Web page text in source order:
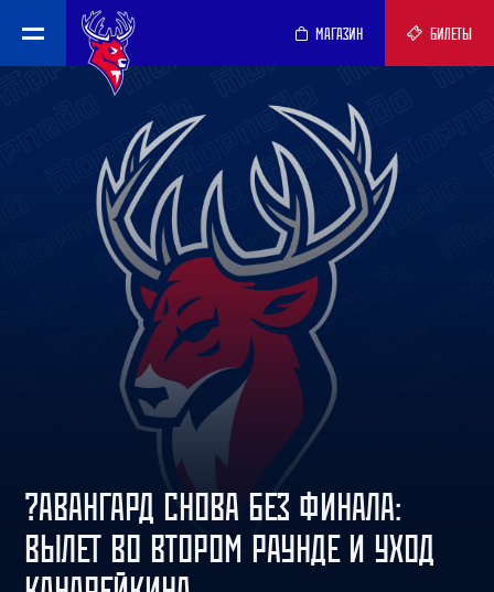
МАГАЗИН БИЛЕТЫ
?АВАНГАРД СНОВА БЕЗ ФИНАЛА:
ВЫЛЕТ ВО ВТОРОМ РАУНДЕ И УХОД